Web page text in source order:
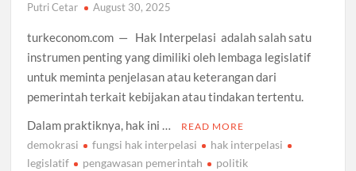
Putri Cetar August 30, 2025
turkeconom.com — Hak Interpelasi adalah salah satu
instrumen penting yang dimiliki oleh lembaga legislatif
untuk meminta penjelasan atau keterangan dari
pemerintah terkait kebijakan atau tindakan tertentu.
Dalam praktiknya, hak ini …
READ MORE
demokrasi fungsi hak interpelasi
hak interpelasi
legislatif
pengawasan pemerintah politik